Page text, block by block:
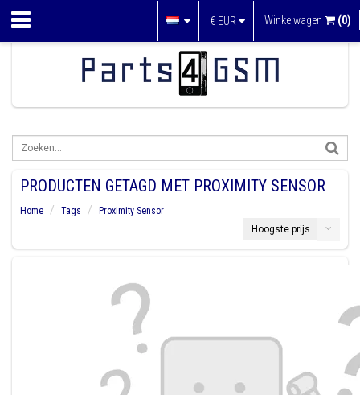
€ EUR Winkelwagen (0)
PRODUCTEN GETAGD MET PROXIMITY SENSOR
Home Tags
Proximity Sensor
Hoogste prijs